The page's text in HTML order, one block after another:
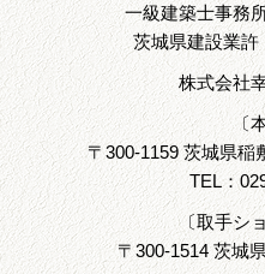
一級建築士事務
茨城県建設業許
株式会社
〔
〒300-1159 茨城県稲
TEL：
〔取手シ
〒300-1514 茨城